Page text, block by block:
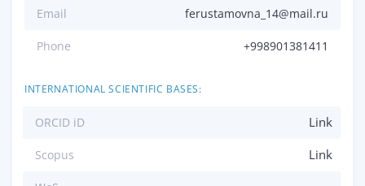
Email ferustamovna_14@mail.ru
Phone +998901381411
INTERNATIONAL SCIENTIFIC BASES:
ORCID iD Link
Scopus Link